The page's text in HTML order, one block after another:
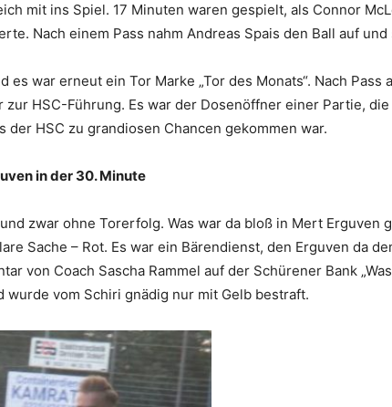
mit ins Spiel. 17 Minuten waren gespielt, als Connor
Nach einem Pass nahm Andreas Spais den Ball auf
es war erneut ein Tor Marke „Tor des Monats“. Nach
HSC-Führung. Es war der Dosenöffner einer Partie,
HSC zu grandiosen Chancen gekommen war.
in der 30. Minute
zwar ohne Torerfolg. Was war da bloß in Mert Erguven
Sache – Rot. Es war ein Bärendienst, den Erguven da
von Coach Sascha Rammel auf der Schürener Bank
vom Schiri gnädig nur mit Gelb bestraft.